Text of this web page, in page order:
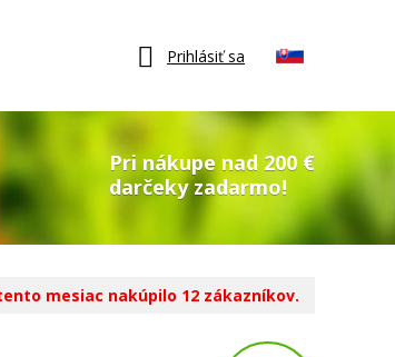
Prihlásiť sa
Pri nákupe nad 200 €
darčeky zadarmo!
mesiac nakúpilo 12 zákazníkov.